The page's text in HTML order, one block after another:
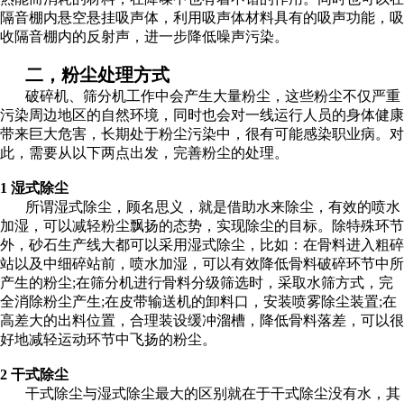
隔音棚内悬空悬挂吸声体，利用吸声体材料具有的吸声功能，吸
收隔音棚内的反射声，进一步降低噪声污染。
二， 粉尘处理方式
破碎机、筛分机工作中会产生大量粉尘，这些粉尘不仅严重
污染周边地区的自然环境，同时也会对一线运行人员的身体健康
带来巨大危害，长期处于粉尘污染中，很有可能感染职业病。对
此，需要从以下两点出发，完善粉尘的处理。
1 湿式除尘
所谓湿式除尘，顾名思义，就是借助水来除尘，有效的喷水
加湿，可以减轻粉尘飘扬的态势，实现除尘的目标。除特殊环节
外，砂石生产线大都可以采用湿式除尘，比如：在骨料进入粗碎
站以及中细碎站前，喷水加湿，可以有效降低骨料破碎环节中所
产生的粉尘;在筛分机进行骨料分级筛选时，采取水筛方式，完
全消除粉尘产生;在皮带输送机的卸料口，安装喷雾除尘装置;在
高差大的出料位置，合理装设缓冲溜槽，降低骨料落差，可以很
好地减轻运动环节中飞扬的粉尘。
2 干式除尘
干式除尘与湿式除尘最大的区别就在于干式除尘没有水，其